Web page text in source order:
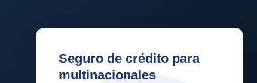
Seguro de crédito para
multinacionales